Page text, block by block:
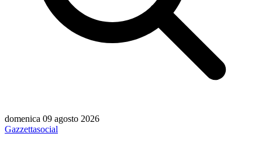
domenica 09 agosto 2026
Gazzettasocial